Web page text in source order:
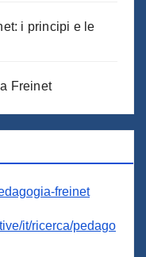
i principi e le
Freinet
freinet
it/ricerca/pedago